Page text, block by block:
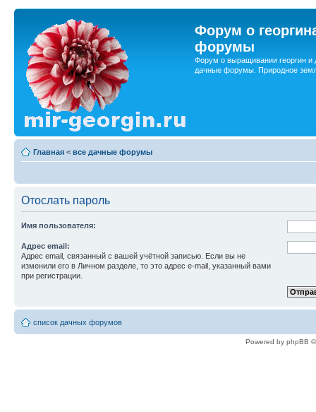
Форум о
форумы
Форум о выращивании георгин и
дачные форумы. Природное
Главная < все дачные форумы
Отослать пароль
Имя пользователя:
Адрес email:
Адрес email, связанный с вашей учётной записью. Если вы не
изменили его в Личном разделе, то это адрес e-mail, указанный вами
при регистрации.
список дачных форумов
Powered by phpBB